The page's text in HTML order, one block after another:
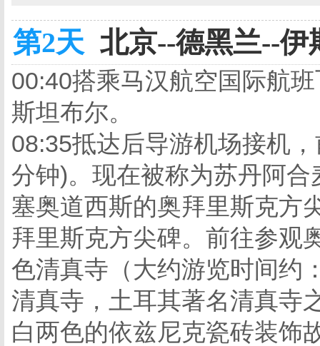
第2天 北京--德黑兰--伊
00:40搭乘马汉航空国际航
斯坦布尔。
08:35抵达后导游机场接机
分钟)。现在被称为苏丹阿
塞奥道西斯的奥拜里斯克方
拜里斯克方尖碑。前往参观
色清真寺（大约游览时间约
清真寺，土耳其著名清真寺
白两色的依兹尼克瓷砖装饰